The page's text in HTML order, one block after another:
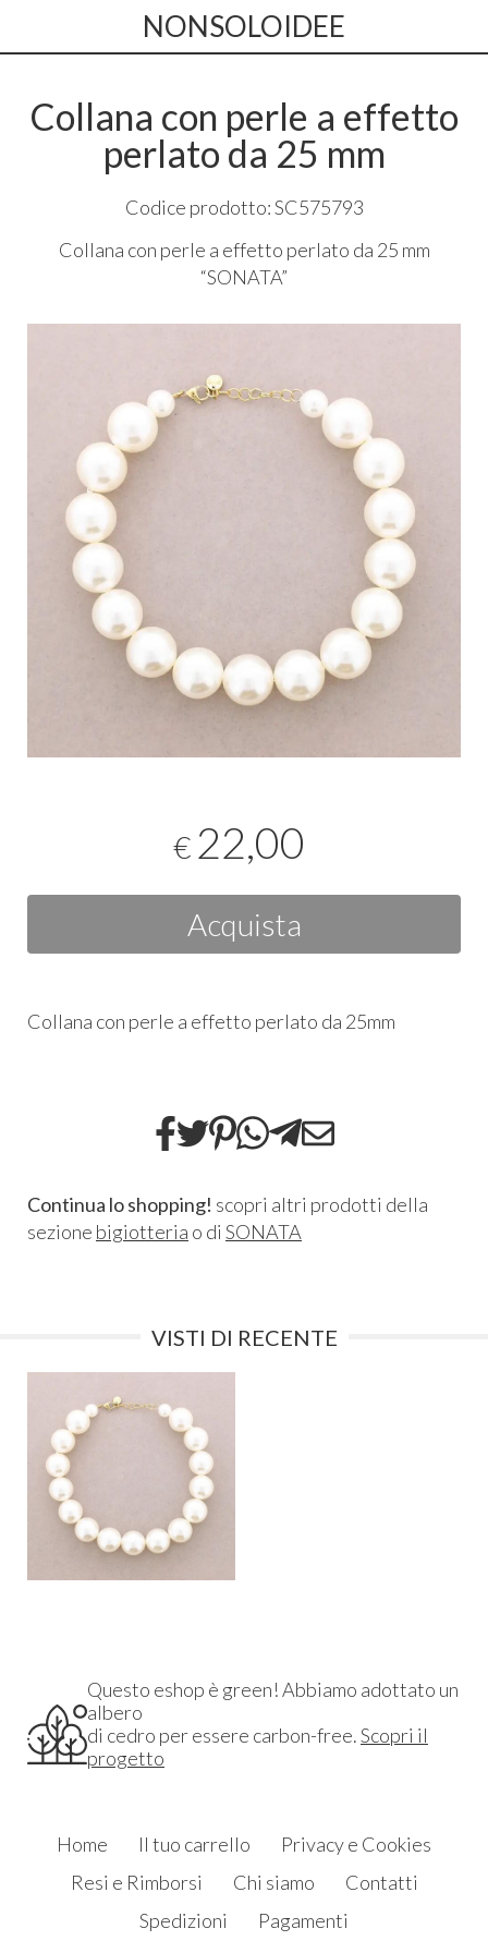
NONSOLOIDEE
Collana con perle a effetto
perlato da 25 mm
Codice prodotto: SC575793
Collana con perle a effetto perlato da 25 mm
“SONATA”
€ 22,00
Acquista
Collana con perle a effetto perlato da 25mm
Continua lo shopping! scopri altri prodotti della
sezione bigiotteria o di SONATA
VISTI DI RECENTE
Questo eshop è green! Abbiamo adottato un
albero
di cedro per essere carbon-free.Scopri il
progetto
Home Il tuo carrello
Privacy e Cookies
Resi e Rimborsi
Chi siamo
Contatti
Spedizioni
Pagamenti